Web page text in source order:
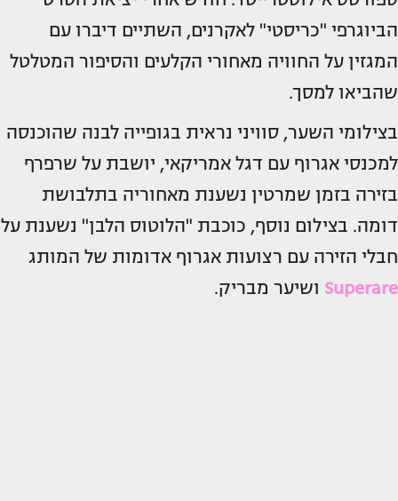
הביוגרפי "כריסטי" לאקרנים, השתיים דיברו עם
המגזין על החוויה מאחורי הקלעים והסיפור המטלטל
שהביאו למסך.
בצילומי השער, סוויני נראית בגופייה לבנה שהוכנסה
למכנסי אגרוף עם דגל אמריקאי, יושבת על שרפרף
בזירה בזמן שמרטין נשענת מאחוריה בתלבושת
דומה. בצילום נוסף, כוכבת "הלוטוס הלבן" נשענת על
חבלי הזירה עם רצועות אגרוף אדומות של המותג
Superare ושיער מבריק.